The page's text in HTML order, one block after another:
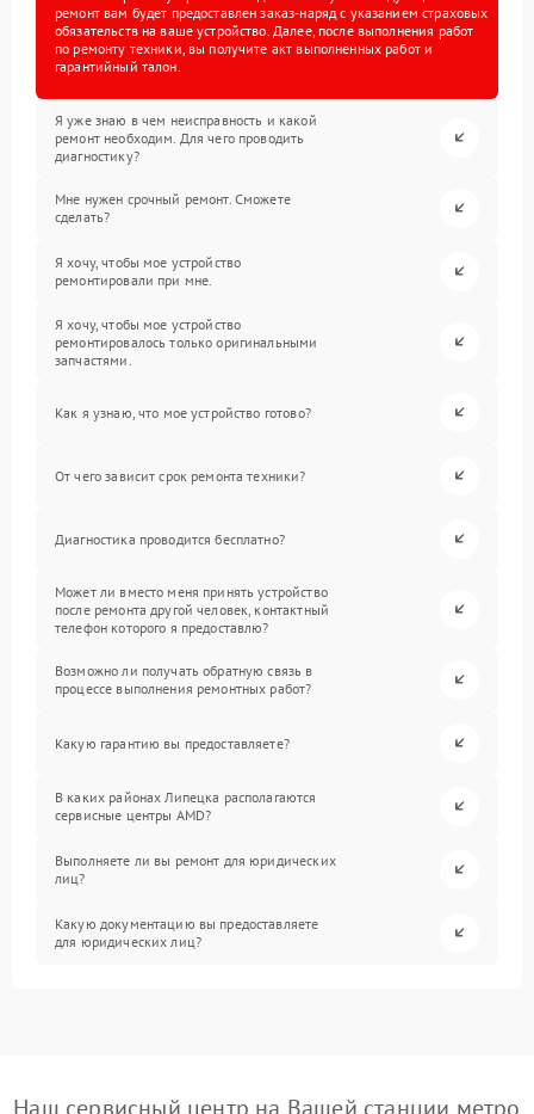
ремонт вам будет предоставлен заказ-наряд с указанием страховых
обязательств на ваше устройство. Далее, после выполнения работ
по ремонту техники, вы получите акт выполненных работ и
гарантийный талон.
Я уже знаю в чем неисправность и какой
ремонт необходим. Для чего проводить
диагностику?
Мне нужен срочный ремонт. Сможете
сделать?
Я хочу, чтобы мое устройство
ремонтировали при мне.
Я хочу, чтобы мое устройство
ремонтировалось только оригинальными
запчастями.
Как я узнаю, что мое устройство готово?
От чего зависит срок ремонта техники?
Диагностика проводится бесплатно?
Может ли вместо меня принять устройство
после ремонта другой человек, контактный
телефон которого я предоставлю?
Возможно ли получать обратную связь в
процессе выполнения ремонтных работ?
Какую гарантию вы предоставляете?
В каких районах Липецка располагаются
сервисные центры AMD?
Выполняете ли вы ремонт для юридических
лиц?
Какую документацию вы предоставляете
для юридических лиц?
Наш сервисный центр на Вашей станции метро